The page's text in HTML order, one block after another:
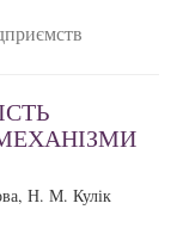
Н. М. Кулік